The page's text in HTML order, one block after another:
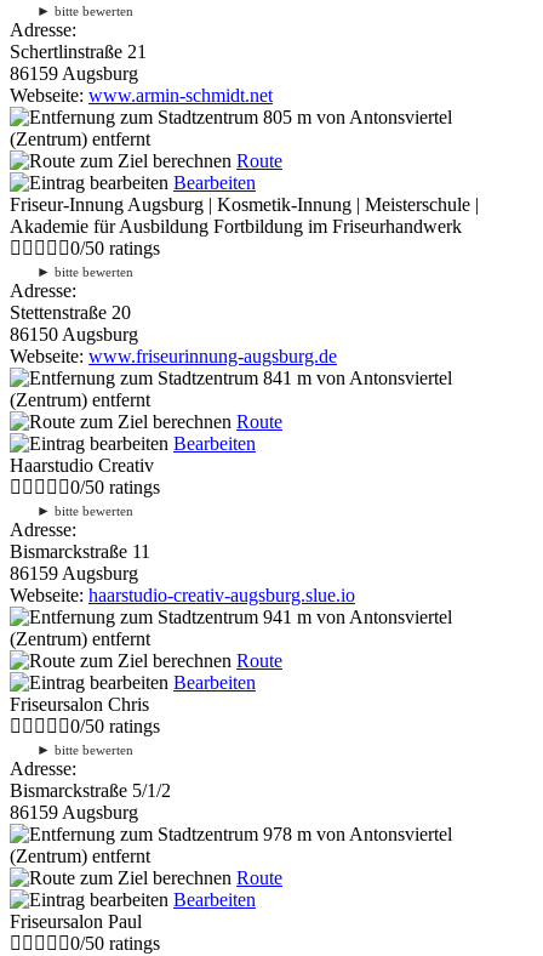
► bitte bewerten
Adresse:
Schertlinstraße 21
86159 Augsburg
Webseite: www.armin-schmidt.net
805 m von Antonsviertel
(Zentrum) entfernt
Route
Bearbeiten
Friseur-Innung Augsburg | Kosmetik-Innung | Meisterschule |
Akademie für Ausbildung Fortbildung im Friseurhandwerk
0/50 ratings
► bitte bewerten
Adresse:
Stettenstraße 20
86150 Augsburg
Webseite: www.friseurinnung-augsburg.de
841 m von Antonsviertel
(Zentrum) entfernt
Route
Bearbeiten
Haarstudio Creativ
0/50 ratings
► bitte bewerten
Adresse:
Bismarckstraße 11
86159 Augsburg
Webseite: haarstudio-creativ-augsburg.slue.io
941 m von Antonsviertel
(Zentrum) entfernt
Route
Bearbeiten
Friseursalon Chris
0/50 ratings
► bitte bewerten
Adresse:
Bismarckstraße 5/1/2
86159 Augsburg
978 m von Antonsviertel
(Zentrum) entfernt
Route
Bearbeiten
Friseursalon Paul
0/50 ratings